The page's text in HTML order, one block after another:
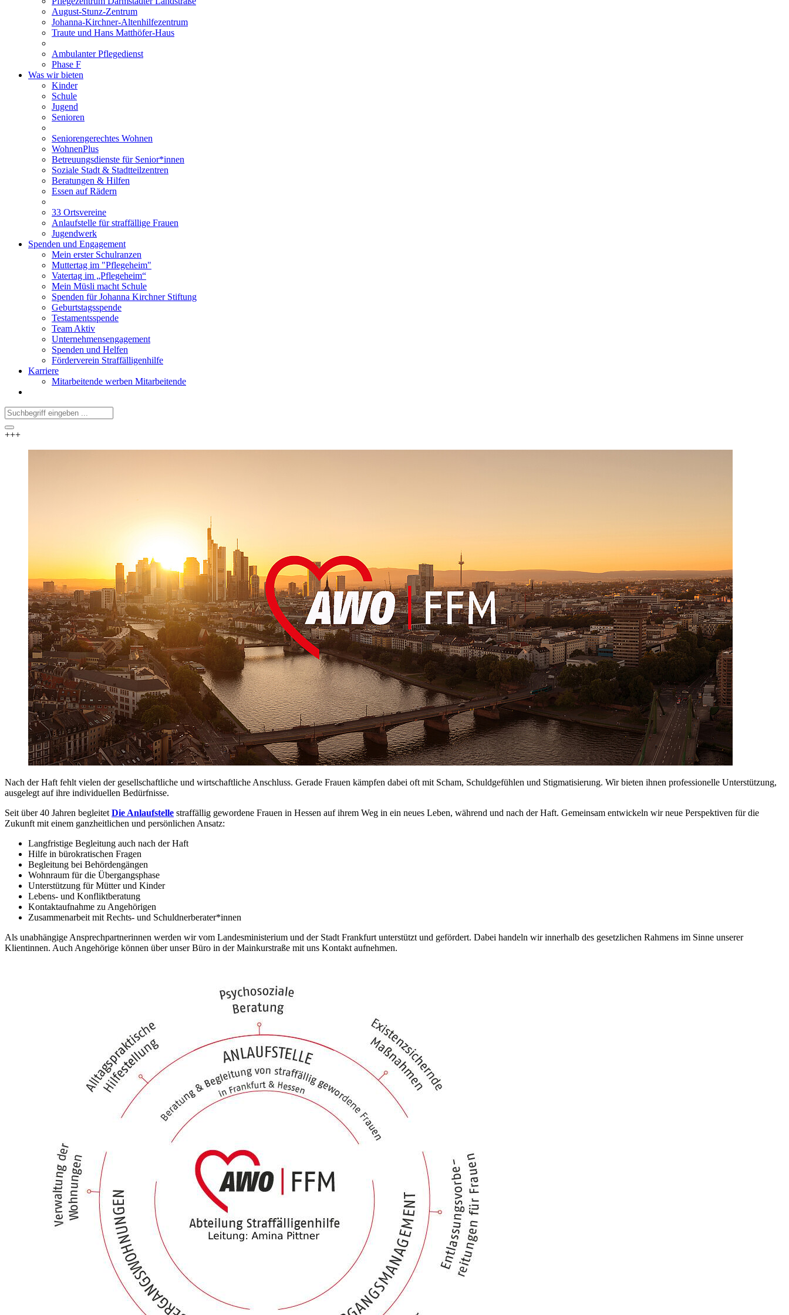
August-Stunz-Zentrum
Johanna-Kirchner-Altenhilfezentrum
Traute und Hans Matthöfer-Haus
Ambulanter Pflegedienst
Phase F
Was wir bieten
Kinder
Schule
Jugend
Senioren
Seniorengerechtes Wohnen
WohnenPlus
Betreuungsdienste für Senior*innen
Soziale Stadt & Stadtteilzentren
Beratungen & Hilfen
Essen auf Rädern
33 Ortsvereine
Anlaufstelle für straffällige Frauen
Jugendwerk
Spenden und Engagement
Mein erster Schulranzen
Muttertag im "Pflegeheim"
Vatertag im „Pflegeheim“
Mein Müsli macht Schule
Spenden für Johanna Kirchner Stiftung
Geburtstagsspende
Testamentsspende
Team Aktiv
Unternehmensengagement
Spenden und Helfen
Förderverein Straffälligenhilfe
Karriere
Mitarbeitende werben Mitarbeitende
+++
Nach der Haft fehlt vielen der gesellschaftliche und wirtschaftliche Anschluss. Gerade Frauen kämpfen dabei oft mit Scham, Schuldgefühlen und Stigmatisierung. Wir bieten ihnen professionelle Unterstützung,
ausgelegt auf ihre individuellen Bedürfnisse.
Seit über 40 Jahren begleitet Die Anlaufstelle straffällig gewordene Frauen in Hessen auf ihrem Weg in ein neues Leben, während und nach der Haft. Gemeinsam entwickeln wir neue Perspektiven für die
Zukunft mit einem ganzheitlichen und persönlichen Ansatz:
Langfristige Begleitung auch nach der Haft
Hilfe in bürokratischen Fragen
Begleitung bei Behördengängen
Wohnraum für die Übergangsphase
Unterstützung für Mütter und Kinder
Lebens- und Konfliktberatung
Kontaktaufnahme zu Angehörigen
Zusammenarbeit mit Rechts- und Schuldnerberater*innen
Als unabhängige Ansprechpartnerinnen werden wir vom Landesministerium und der Stadt Frankfurt unterstützt und gefördert. Dabei handeln wir innerhalb des gesetzlichen Rahmens im Sinne unserer
Klientinnen. Auch Angehörige können über unser Büro in der Mainkurstraße mit uns Kontakt aufnehmen.